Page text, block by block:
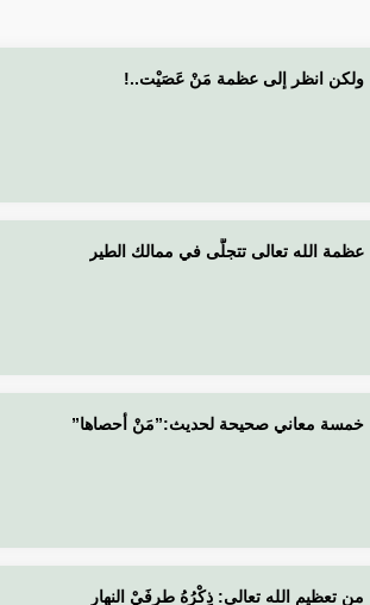
ولكن انظر إلى عظمة مَنْ عَصَيْت..!
عظمة الله تعالى تتجلَّى في ممالك الطير
خمسة معاني صحيحة لحديث:”مَنْ أحصاها”
من تعظيم الله تعالى: ذِكْرُهُ طرفَيْ النهار